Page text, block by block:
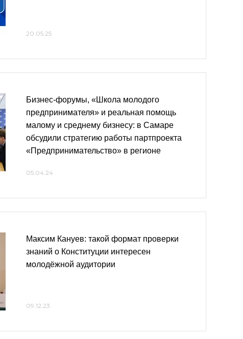
20.05.25
Бизнес-форумы, «Школа молодого
предпринимателя» и реальная помощь
малому и среднему бизнесу: в Самаре
обсудили стратегию работы партпроекта
«Предпринимательство» в регионе
05.04.24
Максим Кануев: такой формат проверки
знаний о Конституции интересен
молодёжной аудитории
09.12.23